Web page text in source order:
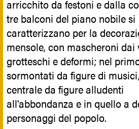
terremoto, la parrocchia
provvisoria presso la Chiesa di
mentre i lavori di costruzione
Chiesa proseguirono per
ventennio. Fu sotto il parroco
Bartolomeo Calabrò, nel 1741,
consacrata e aperta al culto la
Chiesa, completa con i primi
della facciata, della navata
arricchito da festoni e dalla
tre balconi del piano nobile si
caratterizzano per la
mensole, con mascheroni dai
grotteschi e deformi; nel
sormontati da figure di
centrale da figure alludenti
all'abbondanza e in quello a
personaggi del popolo.